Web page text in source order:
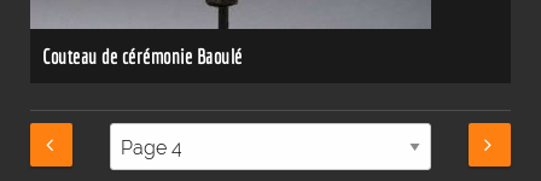
Couteau de cérémonie Baoulé